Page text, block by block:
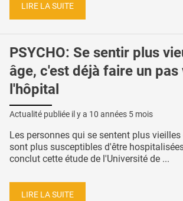
LIRE LA SUITE
PSYCHO: Se sentir plus
âge, c'est déjà faire un pas
l'hôpital
Actualité publiée il y a 10 années 5 mois
Les personnes qui se sentent plus
sont plus susceptibles d'être
conclut cette étude de l'Université de ...
LIRE LA SUITE